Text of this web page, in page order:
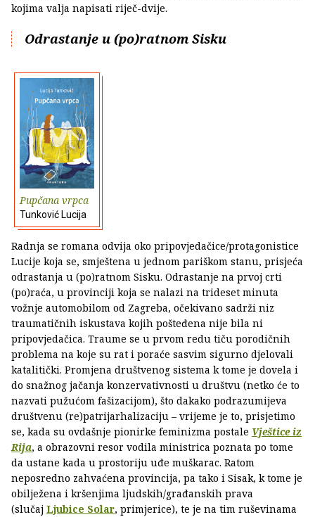
kojima valja napisati riječ-dvije.
Odrastanje u (po)ratnom Sisku
Pupčana vrpca
Tunković Lucija
Radnja se romana odvija oko pripovjedačice/protagonistice
Lucije koja se, smještena u jednom pariškom stanu, prisjeća
odrastanja u (po)ratnom Sisku. Odrastanje na prvoj crti
(po)raća, u provinciji koja se nalazi na trideset minuta
vožnje automobilom od Zagreba, očekivano sadrži niz
traumatičnih iskustava kojih pošteđena nije bila ni
pripovjedačica. Traume se u prvom redu tiču porodičnih
problema na koje su rat i poraće sasvim sigurno djelovali
katalitički. Promjena društvenog sistema k tome je dovela i
do snažnog jačanja konzervativnosti u društvu (netko će to
nazvati pužućom fašizacijom), što dakako podrazumijeva
društvenu (re)patrijarhalizaciju – vrijeme je to, prisjetimo
se, kada su ovdašnje pionirke feminizma postale Vještice iz
Rija, a obrazovni resor vodila ministrica poznata po tome
da ustane kada u prostoriju uđe muškarac. Ratom
neposredno zahvaćena provincija, pa tako i Sisak, k tome je
obilježena i kršenjima ljudskih/građanskih prava
(slučaj Ljubice Solar, primjerice), te je na tim ruševinama